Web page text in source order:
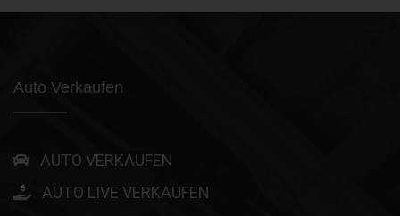
Auto Verkaufen
AUTO VERKAUFEN
AUTO LIVE VERKAUFEN